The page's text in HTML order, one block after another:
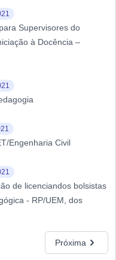
Supervisores do
à Docência –
Engenharia Civil
de licenciandos bolsistas
- RP/UEM, dos
Próxima